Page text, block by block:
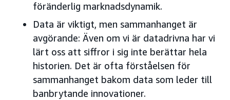
föränderlig marknadsdynamik.
Data är viktigt, men sammanhanget är
avgörande: Även om vi är datadrivna har vi
lärt oss att siffror i sig inte berättar hela
historien. Det är ofta förståelsen för
sammanhanget bakom data som leder till
banbrytande innovationer.